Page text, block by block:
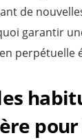
de
garantir
perpétuelle